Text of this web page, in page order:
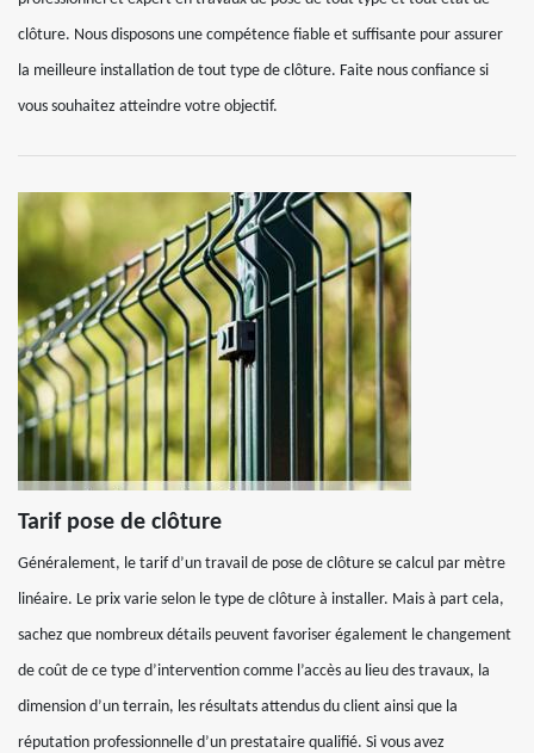
clôture. Nous disposons une compétence fiable et suffisante pour assurer
la meilleure installation de tout type de clôture. Faite nous confiance si
vous souhaitez atteindre votre objectif.
Tarif pose de clôture
Généralement, le tarif d’un travail de pose de clôture se calcul par mètre
linéaire. Le prix varie selon le type de clôture à installer. Mais à part cela,
sachez que nombreux détails peuvent favoriser également le changement
de coût de ce type d’intervention comme l’accès au lieu des travaux, la
dimension d’un terrain, les résultats attendus du client ainsi que la
réputation professionnelle d’un prestataire qualifié. Si vous avez